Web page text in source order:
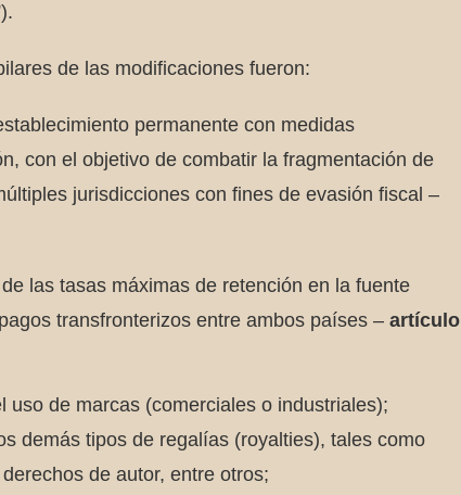
de las modificaciones fueron:
permanente con medidas
con el objetivo de combatir la fragmentación de
jurisdicciones con fines de evasión fiscal –
las tasas máximas de retención en la fuente
transfronterizos entre ambos países – artículo
uso de marcas (comerciales o industriales);
demás tipos de regalías (royalties), tales como
de autor, entre otros;